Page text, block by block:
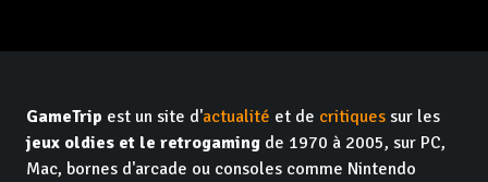
GameTrip est un site d'actualité et de critiques sur les
jeux oldies et le retrogaming de 1970 à 2005, sur PC,
Mac, bornes d'arcade ou consoles comme Nintendo